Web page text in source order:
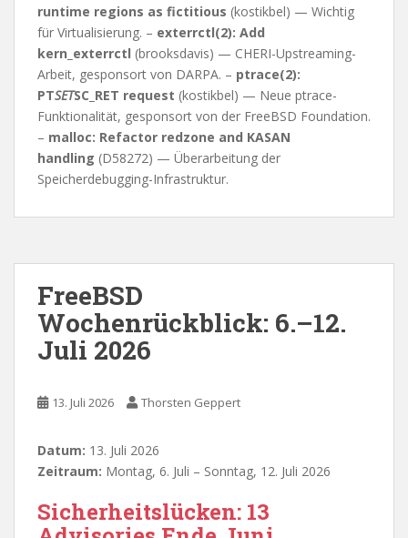
runtime regions as fictitious (kostikbel) — Wichtig
für Virtualisierung. – exterrctl(2): Add
kern_exterrctl (brooksdavis) — CHERI-Upstreaming-
Arbeit, gesponsort von DARPA. – ptrace(2):
PTSETSC_RET request (kostikbel) — Neue ptrace-
Funktionalität, gesponsort von der FreeBSD Foundation.
– malloc: Refactor redzone and KASAN
handling (D58272) — Überarbeitung der
Speicherdebugging-Infrastruktur.
FreeBSD
Wochenrückblick: 6.–12.
Juli 2026
13. Juli 2026 Thorsten Geppert
Datum: 13. Juli 2026
Zeitraum: Montag, 6. Juli – Sonntag, 12. Juli 2026
Sicherheitslücken: 13